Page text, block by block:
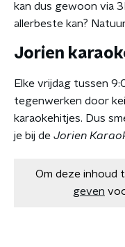
kan dus gewoon via
allerbeste kan?
Jorien
Elke vrijdag tussen
tegenwerken door
karaokehitjes. Dus
je bij de Jorien
Om deze inhoud
geven